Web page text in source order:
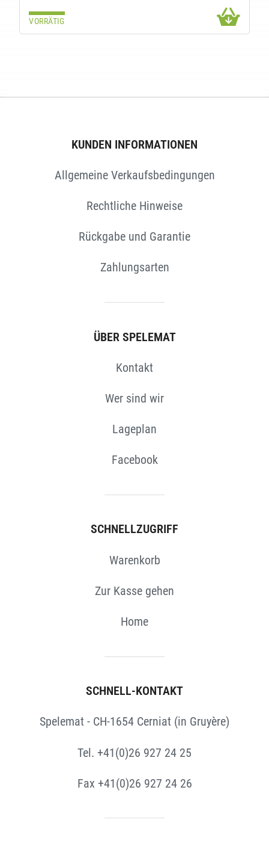
VORRÄTIG
KUNDEN INFORMATIONEN
Allgemeine Verkaufsbedingungen
Rechtliche Hinweise
Rückgabe und Garantie
Zahlungsarten
ÜBER SPELEMAT
Kontakt
Wer sind wir
Lageplan
Facebook
SCHNELLZUGRIFF
Warenkorb
Zur Kasse gehen
Home
SCHNELL-KONTAKT
Spelemat - CH-1654 Cerniat (in Gruyère)
Tel. +41(0)26 927 24 25
Fax +41(0)26 927 24 26